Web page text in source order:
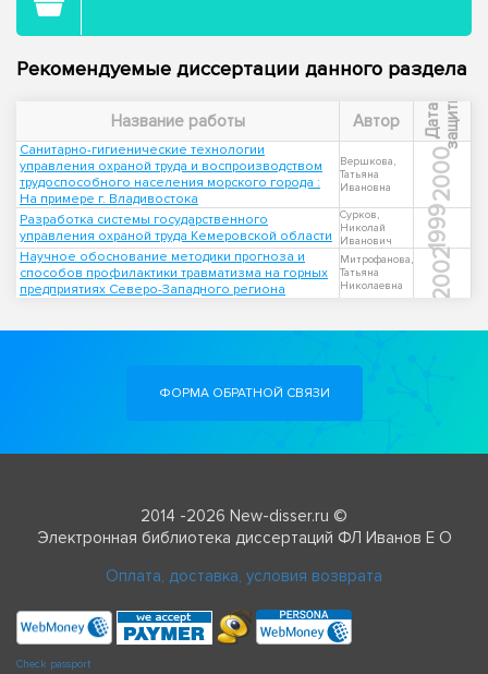
Рекомендуемые диссертации данного раздела
Название работы Автор Д
а
т
а
з
а
щ
и
т ы
Санитарно-гигиенические технологии
управления охраной труда и воспроизводством
трудоспособного населения морского города :
На примере г. Владивостока
Вершкова,
Татьяна
Ивановна
2000
Разработка системы государственного
управления охраной труда Кемеровской области
Сурков,
Николай
Иванович
1999
Научное обоснование методики прогноза и
способов профилактики травматизма на горных
предприятиях Северо-Западного региона
Митрофанова,
Татьяна
Николаевна
2002
ФОРМА ОБРАТНОЙ СВЯЗИ
2014 -2026 New-disser.ru ©
Электронная библиотека диссертаций ФЛ Иванов Е О
Оплата, доставка, условия возврата
Check passport